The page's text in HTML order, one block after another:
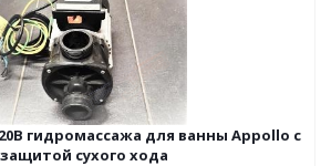
гидромассажа для ванны Appollo с
защитой сухого хода